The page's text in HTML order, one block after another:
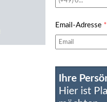
Email-Adresse *
Ihre
Hier ist